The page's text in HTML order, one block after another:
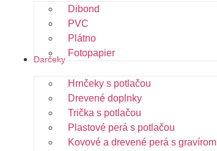
Dibond
PVC
Plátno
Fotopapier
Darčeky
Hrnčeky s potlačou
Drevené doplnky
Trička s potlačou
Plastové perá s potlačou
Kovové a drevené perá s gravírom